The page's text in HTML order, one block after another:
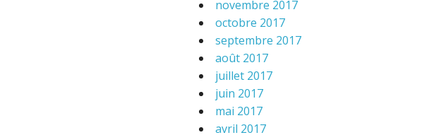
novembre 2017
octobre 2017
septembre 2017
août 2017
juillet 2017
juin 2017
mai 2017
avril 2017